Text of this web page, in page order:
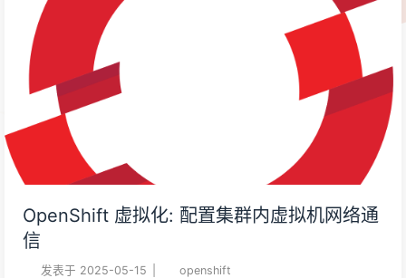
OpenShift 虚拟化: 配置集群内虚拟机网络通
信
发表于 2025-05-15 openshift